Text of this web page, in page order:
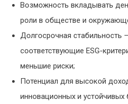
Возможность вкладывать
роли в обществе и
Долгосрочная стабильность
соответствующие ESG-
меньшие риски;
Потенциал для высокой
инновационных и устойчивых